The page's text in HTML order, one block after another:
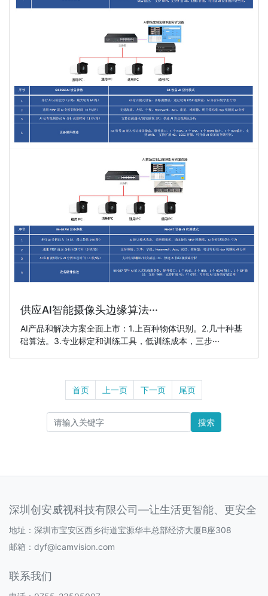
供应AI智能摄像头边缘算法···
AI产品和解决方案全面上市：1.上百种物体识别。2.几十种基
础算法。3.专业标定和训练工具，低训练成本，三步···
首页 上一页 下一页 尾页
搜索
深圳创安威视科技有限公司—让生活更智能、更安全
地址：深圳市宝安区西乡街道宝源华丰总部经济大厦B座308
邮箱： dyf@icamvision.com
联系我们